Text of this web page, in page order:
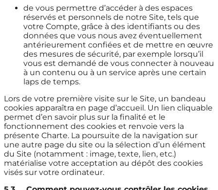
de vous permettre d’accéder à des espaces
réservés et personnels de notre Site, tels que
votre Compte, grâce à des identifiants ou des
données que vous nous avez éventuellement
antérieurement confiées et de mettre en œuvre
des mesures de sécurité, par exemple lorsqu’il
vous est demandé de vous connecter à nouveau
à un contenu ou à un service après une certain
laps de temps.
Lors de votre première visite sur le Site, un bandeau
cookies apparaîtra en page d’accueil. Un lien cliquable
permet d’en savoir plus sur la finalité et le
fonctionnement des cookies et renvoie vers la
présente Charte. La poursuite de la navigation sur
une autre page du site ou la sélection d’un élément
du Site (notamment : image, texte, lien, etc.)
matérialise votre acceptation au dépôt des cookies
visés sur votre ordinateur.